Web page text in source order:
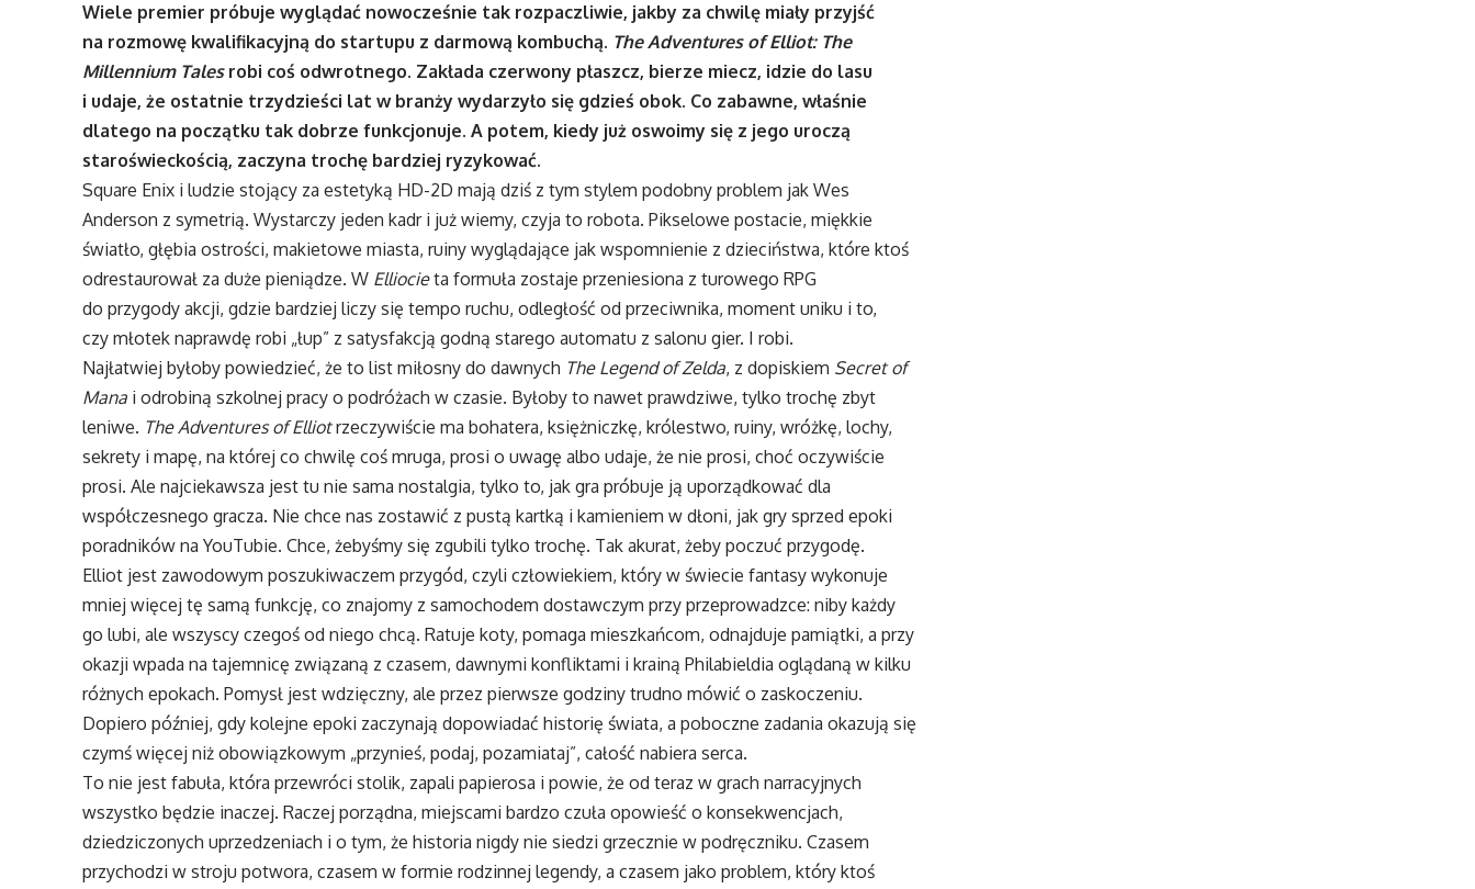
Wiele premier próbuje wyglądać nowocześnie tak rozpaczliwie, jakby za chwilę miały przyjść
na rozmowę kwalifikacyjną do startupu z darmową kombuchą. The Adventures of Elliot: The
Millennium Talesrobi coś odwrotnego. Zakłada czerwony płaszcz, bierze miecz, idzie do lasu
i udaje, że ostatnie trzydzieści lat w branży wydarzyło się gdzieś obok. Co zabawne, właśnie
dlatego na początku tak dobrze funkcjonuje. A potem, kiedy już oswoimy się z jego uroczą
staroświeckością, zaczyna trochę bardziej ryzykować.
Square Enix i ludzie stojący za estetyką HD-2D mają dziś z tym stylem podobny problem jak Wes
Anderson z symetrią. Wystarczy jeden kadr i już wiemy, czyja to robota. Pikselowe postacie, miękkie
światło, głębia ostrości, makietowe miasta, ruiny wyglądające jak wspomnienie z dzieciństwa, które ktoś
odrestaurował za duże pieniądze. W Elliocieta formuła zostaje przeniesiona z turowego RPG
do przygody akcji, gdzie bardziej liczy się tempo ruchu, odległość od przeciwnika, moment uniku i to,
czy młotek naprawdę robi „łup” z satysfakcją godną starego automatu z salonu gier. I robi.
Najłatwiej byłoby powiedzieć, że to list miłosny do dawnych The Legend of Zelda, z dopiskiem Secret of
Mana i odrobiną szkolnej pracy o podróżach w czasie. Byłoby to nawet prawdziwe, tylko trochę zbyt
leniwe. The Adventures of Elliotrzeczywiście ma bohatera, księżniczkę, królestwo, ruiny, wróżkę, lochy,
sekrety i mapę, na której co chwilę coś mruga, prosi o uwagę albo udaje, że nie prosi, choć oczywiście
prosi. Ale najciekawsza jest tu nie sama nostalgia, tylko to, jak gra próbuje ją uporządkować dla
współczesnego gracza. Nie chce nas zostawić z pustą kartką i kamieniem w dłoni, jak gry sprzed epoki
poradników na YouTubie. Chce, żebyśmy się zgubili tylko trochę. Tak akurat, żeby poczuć przygodę.
Elliot jest zawodowym poszukiwaczem przygód, czyli człowiekiem, który w świecie fantasy wykonuje
mniej więcej tę samą funkcję, co znajomy z samochodem dostawczym przy przeprowadzce: niby każdy
go lubi, ale wszyscy czegoś od niego chcą. Ratuje koty, pomaga mieszkańcom, odnajduje pamiątki, a przy
okazji wpada na tajemnicę związaną z czasem, dawnymi konfliktami i krainą Philabieldia oglądaną w kilku
różnych epokach. Pomysł jest wdzięczny, ale przez pierwsze godziny trudno mówić o zaskoczeniu.
Dopiero później, gdy kolejne epoki zaczynają dopowiadać historię świata, a poboczne zadania okazują się
czymś więcej niż obowiązkowym „przynieś, podaj, pozamiataj”, całość nabiera serca.
To nie jest fabuła, która przewróci stolik, zapali papierosa i powie, że od teraz w grach narracyjnych
wszystko będzie inaczej. Raczej porządna, miejscami bardzo czuła opowieść o konsekwencjach,
dziedziczonych uprzedzeniach i o tym, że historia nigdy nie siedzi grzecznie w podręczniku. Czasem
przychodzi w stroju potwora, czasem w formie rodzinnej legendy, a czasem jako problem, który ktoś